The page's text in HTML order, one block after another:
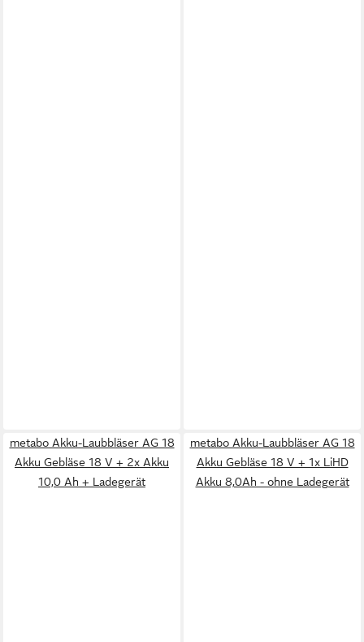
metabo Akku-Laubbläser AG 18
Akku Gebläse 18 V + 2x Akku
10,0 Ah + Ladegerät
metabo Akku-Laubbläser AG 18
Akku Gebläse 18 V + 1x LiHD
Akku 8,0Ah - ohne Ladegerät